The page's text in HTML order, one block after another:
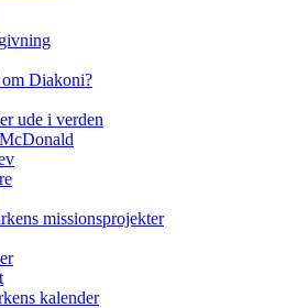
Diakoni?
ude i verden
missionsprojekter
kalender